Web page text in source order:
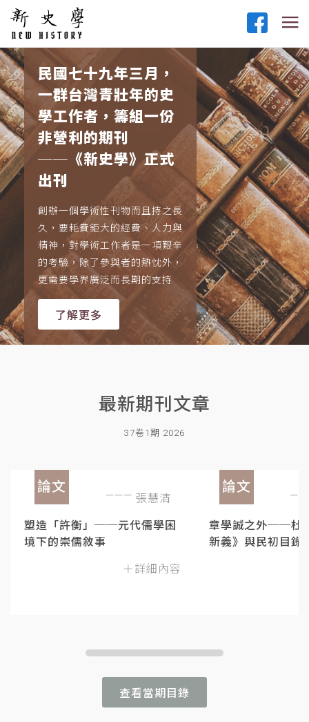
民國七十九年三月，
一群台灣青壯年的史
學工作者，籌組一份
非營利的期刊
──《新史學》正式
出刊
創辦一個學術性刊物而且持之長
久，要耗費鉅大的經費、人力與
精神，對學術工作者是一項艱辛
的考驗，除了參與者的熱忱外，
更需要學界廣泛而長期的支持
了解更多
最新期刊文章
37卷1期 2026
論文
張慧清
塑造「許衡」──元代儒學困
境下的崇儒敘事
＋詳細內容
論文
章學誠之外──杜
新義》與民初目錄
查看當期目錄